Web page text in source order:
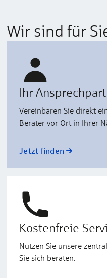
Wir sind für
Ihr
Vereinbaren Sie direkt
Berater vor Ort in Ihrer
Jetzt finden
Kostenfreie
Nutzen Sie unsere
Sie sich beraten.